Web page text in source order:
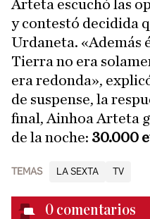
Arteta escuchó las
y contestó decidida
Urdaneta. «Además
Tierra no era
era redonda»,
de suspense, la
final, Ainhoa Arteta
de la noche: 30.000
TEMAS LA SEXTA TV
0 comentarios